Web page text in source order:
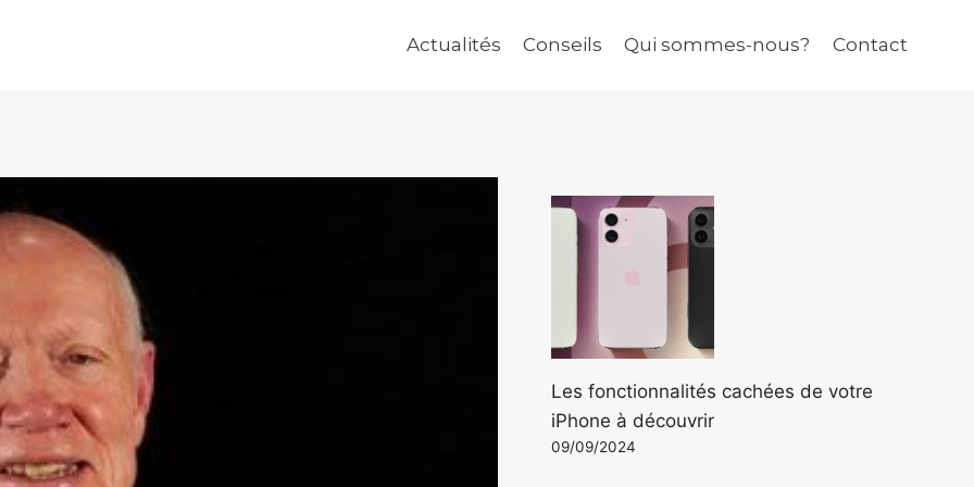
Actualités Conseils Qui sommes-nous? Contact
Les fonctionnalités cachées de votre
iPhone à découvrir
09/09/2024